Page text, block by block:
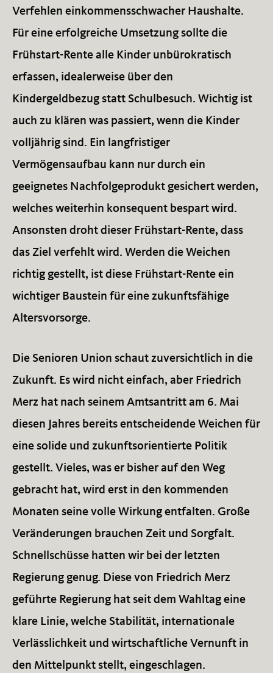
Verfehlen einkommensschwacher Haushalte.
Für eine erfolgreiche Umsetzung sollte die
Frühstart-Rente alle Kinder unbürokratisch
erfassen, idealerweise über den
Kindergeldbezug statt Schulbesuch. Wichtig ist
auch zu klären was passiert, wenn die Kinder
volljährig sind. Ein langfristiger
Vermögensaufbau kann nur durch ein
geeignetes Nachfolgeprodukt gesichert werden,
welches weiterhin konsequent bespart wird.
Ansonsten droht dieser Frühstart-Rente, dass
das Ziel verfehlt wird. Werden die Weichen
richtig gestellt, ist diese Frühstart-Rente ein
wichtiger Baustein für eine zukunftsfähige
Altersvorsorge.
Die Senioren Union schaut zuversichtlich in die
Zukunft. Es wird nicht einfach, aber Friedrich
Merz hat nach seinem Amtsantritt am 6. Mai
diesen Jahres bereits entscheidende Weichen für
eine solide und zukunftsorientierte Politik
gestellt. Vieles, was er bisher auf den Weg
gebracht hat, wird erst in den kommenden
Monaten seine volle Wirkung entfalten. Große
Veränderungen brauchen Zeit und Sorgfalt.
Schnellschüsse hatten wir bei der letzten
Regierung genug. Diese von Friedrich Merz
geführte Regierung hat seit dem Wahltag eine
klare Linie, welche Stabilität, internationale
Verlässlichkeit und wirtschaftliche Vernunft in
den Mittelpunkt stellt, eingeschlagen.